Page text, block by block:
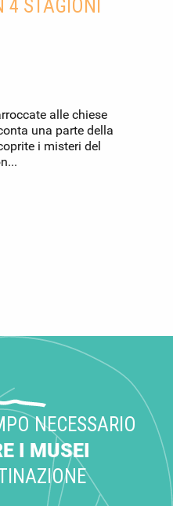
4 STAGIONI
alle chiese
una parte della
i misteri del
NECESSARIO
I MUSEI